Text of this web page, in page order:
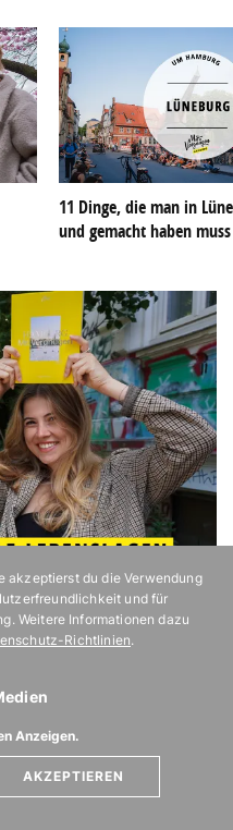
11 Dinge, die man in
und gemacht haben muss
akzeptierst du die Verwendung
und für
Weitere Informationen dazu
Richtlinien.
Anzeigen.
AKZEPTIEREN